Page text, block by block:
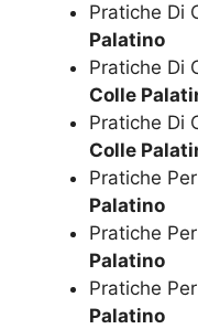
Pratiche Di
Palatino
Pratiche Di
Colle
Pratiche Di
Colle
Pratiche
Palatino
Pratiche
Palatino
Pratiche
Palatino